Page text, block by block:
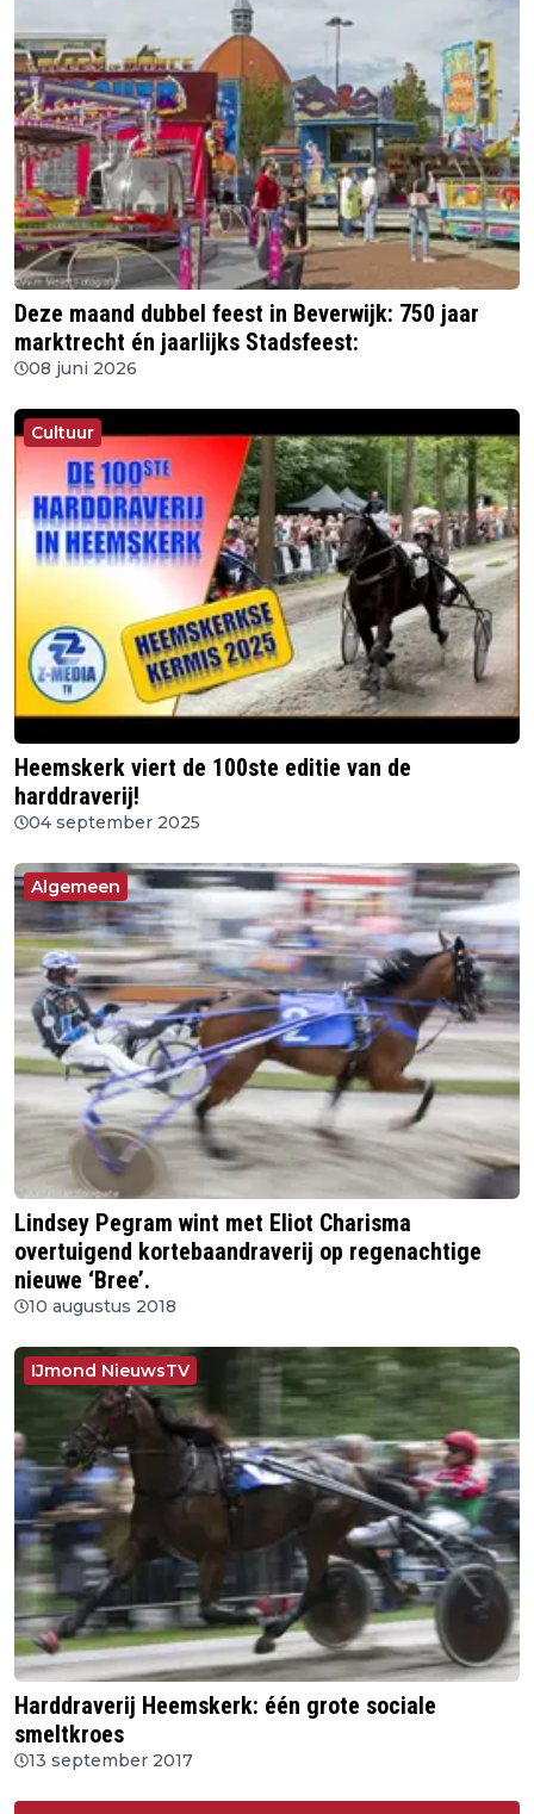
Deze maand dubbel feest in Beverwijk: 750 jaar
marktrecht én jaarlijks Stadsfeest:
08 juni 2026
Cultuur
Heemskerk viert de 100ste editie van de
harddraverij!
04 september 2025
Algemeen
Lindsey Pegram wint met Eliot Charisma
overtuigend kortebaandraverij op regenachtige
nieuwe ‘Bree’.
10 augustus 2018
IJmond NieuwsTV
Harddraverij Heemskerk: één grote sociale
smeltkroes
13 september 2017